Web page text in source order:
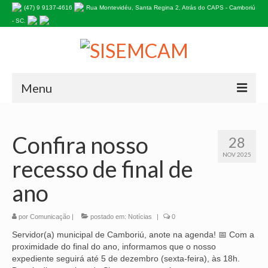
(47) 9 9137-4616
Rua Montevidéu, Santa Regina 2, Atrás do CAPS - Camboriú
- SC.
Menu
NOSSA HISTÓRIA
Estatuto do Sindicato
PALAVRA DA PRESIDENTE
EDITAIS
INFORMATIVOS
28
NOV 2025
Confira nosso
recesso de final de
ano
por Comunicação | postado em: Notícias | 0
Servidor(a) municipal de Camboriú, anote na agenda! 📅 Com a
proximidade do final do ano, informamos que o nosso
expediente seguirá até 5 de dezembro (sexta-feira), às 18h.